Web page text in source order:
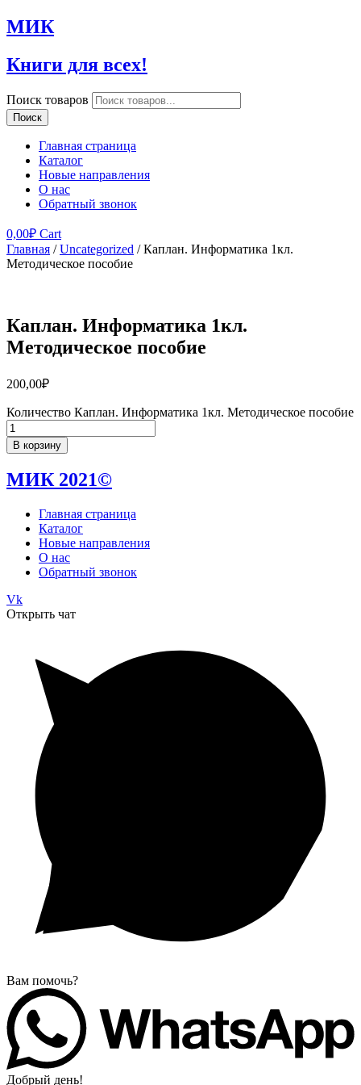
МИК
Книги для всех!
Поиск товаров
Поиск
Главная страница
Каталог
Новые направления
О нас
Обратный звонок
0,00₽ Cart
Главная /Uncategorized / Каплан. Информатика 1кл.
Методическое пособие
Каплан. Информатика 1кл.
Методическое пособие
200,00₽
Количество Каплан. Информатика 1кл. Методическое пособие
В корзину
МИК 2021©
Главная страница
Каталог
Новые направления
О нас
Обратный звонок
Vk
Открыть чат
Вам помочь?
Добрый день!